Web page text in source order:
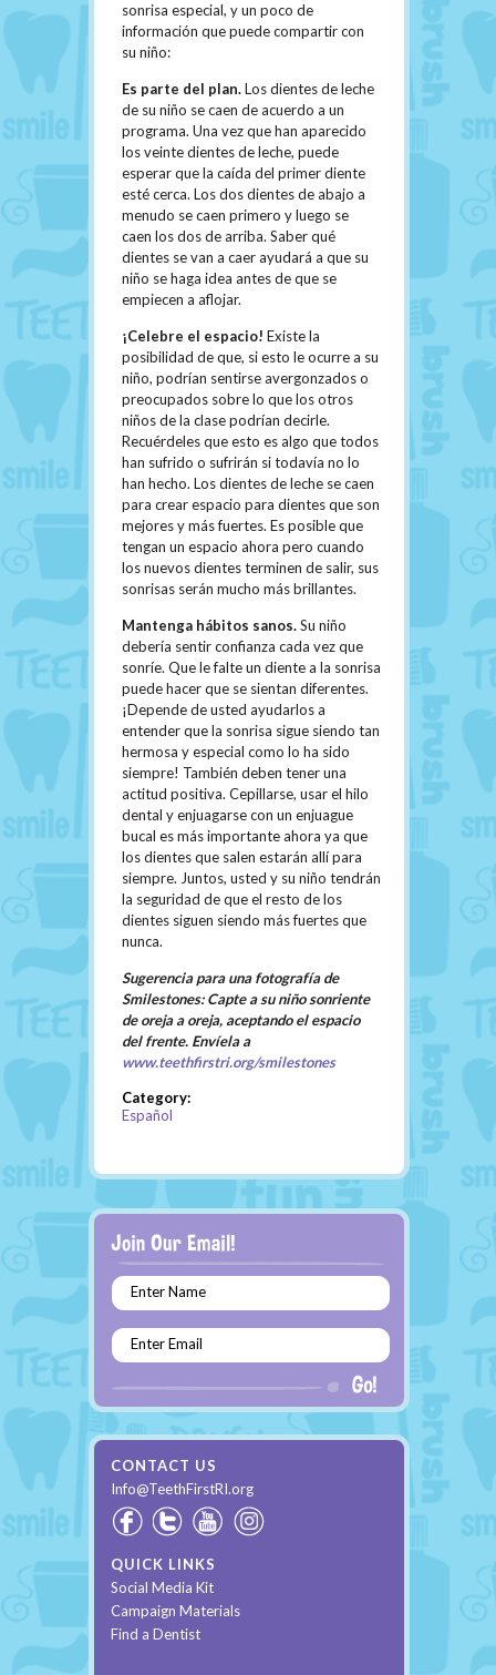
sonrisa especial, y un poco de
información que puede compartir con
su niño:
Es parte del plan.Los dientes de leche
de su niño se caen de acuerdo a un
programa. Una vez que han aparecido
los veinte dientes de leche, puede
esperar que la caída del primer diente
esté cerca. Los dos dientes de abajo a
menudo se caen primero y luego se
caen los dos de arriba. Saber qué
dientes se van a caer ayudará a que su
niño se haga idea antes de que se
empiecen a aflojar.
¡Celebre el espacio! Existe la
posibilidad de que, si esto le ocurre a su
niño, podrían sentirse avergonzados o
preocupados sobre lo que los otros
niños de la clase podrían decirle.
Recuérdeles que esto es algo que todos
han sufrido o sufrirán si todavía no lo
han hecho. Los dientes de leche se caen
para crear espacio para dientes que son
mejores y más fuertes. Es posible que
tengan un espacio ahora pero cuando
los nuevos dientes terminen de salir, sus
sonrisas serán mucho más brillantes.
Mantenga hábitos sanos.Su niño
debería sentir confianza cada vez que
sonríe. Que le falte un diente a la sonrisa
puede hacer que se sientan diferentes.
¡Depende de usted ayudarlos a
entender que la sonrisa sigue siendo tan
hermosa y especial como lo ha sido
siempre! También deben tener una
actitud positiva. Cepillarse, usar el hilo
dental y enjuagarse con un enjuague
bucal es más importante ahora ya que
los dientes que salen estarán allí para
siempre. Juntos, usted y su niño tendrán
la seguridad de que el resto de los
dientes siguen siendo más fuertes que
nunca.
Sugerencia para una fotografía de
Smilestones: Capte a su niño sonriente
de oreja a oreja, aceptando el espacio
del frente. Envíela a
www.teethfirstri.org/smilestones
Category:
Español
Enter Name
Enter Email
CONTACT US
Info@TeethFirstRI.org
QUICK LINKS
Social Media Kit
Campaign Materials
Find a Dentist